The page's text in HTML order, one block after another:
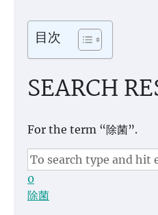
目次
SEARCH
For the term “除菌”.
0
除菌